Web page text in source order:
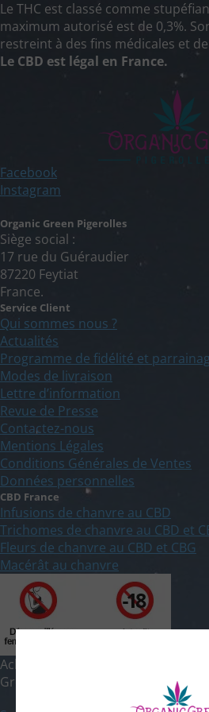
Le THC est classé comme
maximum autorisé est de 0,3%.
restreint à des fins médicales et
Le CBD est légal en France.
Facebook
Instagram
Organic Green Pigerolles
Siège social :
17 rue du Guéraudier
87220 Feytiat
France.
Service Client
Qui sommes nous ?
Actualités
Programme de fidélité et
Modes de livraison
Lettre d’information
Revue de Presse
Contactez-nous
Mentions Légales
Conditions Générales de Ventes
Données personnelles
CBD France
Infusions de chanvre au CBD
Trichomes de chanvre au CBD et
Fleurs de chanvre au CBD et CBG
Macérât au chanvre
Achat de Chanvre CBD en France
Green Pigerolles | Réalisation du